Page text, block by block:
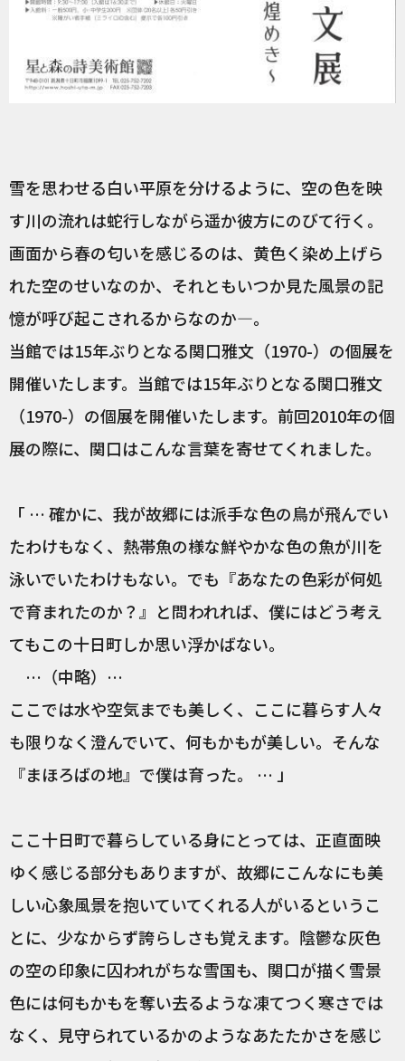
雪を思わせる白い平原を分けるように、空の色を映
す川の流れは蛇行しながら遥か彼方にのびて行く。
画面から春の匂いを感じるのは、黄色く染め上げら
れた空のせいなのか、それともいつか見た風景の記
憶が呼び起こされるからなのか―。
当館では15年ぶりとなる関口雅文（1970-）の個展を
開催いたします。当館では15年ぶりとなる関口雅文
（1970-）の個展を開催いたします。前回2010年の個
展の際に、関口はこんな言葉を寄せてくれました。
「 … 確かに、我が故郷には派手な色の鳥が飛んでい
たわけもなく、熱帯魚の様な鮮やかな色の魚が川を
泳いでいたわけもない。でも『あなたの色彩が何処
で育まれたのか？』と問われれば、僕にはどう考え
てもこの十日町しか思い浮かばない。
…（中略）…
ここでは水や空気までも美しく、ここに暮らす人々
も限りなく澄んでいて、何もかもが美しい。そんな
『まほろばの地』で僕は育った。 … 」
ここ十日町で暮らしている身にとっては、正直面映
ゆく感じる部分もありますが、故郷にこんなにも美
しい心象風景を抱いていてくれる人がいるというこ
とに、少なからず誇らしさも覚えます。陰鬱な灰色
の空の印象に囚われがちな雪国も、関口が描く雪景
色には何もかもを奪い去るような凍てつく寒さでは
なく、見守られているかのようなあたたかさを感じ